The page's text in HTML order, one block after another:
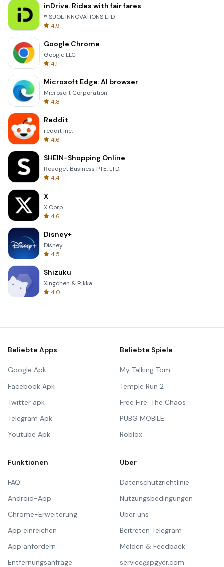
inDrive. Rides with fair fares
® SUOL INNOVATIONS LTD
4.9
Google Chrome
Google LLC
4.1
Microsoft Edge: AI browser
Microsoft Corporation
4.8
Reddit
reddit Inc.
4.6
SHEIN-Shopping Online
Roadget Business PTE. LTD.
4.4
X
X Corp.
4.6
Disney+
Disney
4.5
Shizuku
Xingchen & Rikka
4.0
Beliebte Apps
Google Apk
Facebook Apk
Twitter apk
Telegram Apk
Youtube Apk
Beliebte Spiele
My Talking Tom
Temple Run 2
Free Fire: The Chaos
PUBG MOBILE
Roblox
Funktionen
FAQ
Android-App
Chrome-Erweiterung
App einreichen
App anfordern
Entfernungsanfrage
Über
Datenschutzrichtlinie
Nutzungsbedingungen
Über uns
Beitreten Telegram
Melden & Feedback
service@pgyer.com